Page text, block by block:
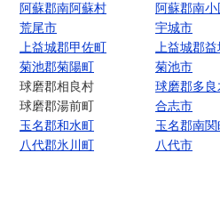
阿蘇郡南阿蘇村 阿蘇郡南
荒尾市 宇城市
上益城郡甲佐町 上益城郡
菊池郡菊陽町 菊池市
球磨郡相良村 球磨郡多良
球磨郡湯前町 合志市
玉名郡和水町 玉名郡南関
八代郡氷川町 八代市